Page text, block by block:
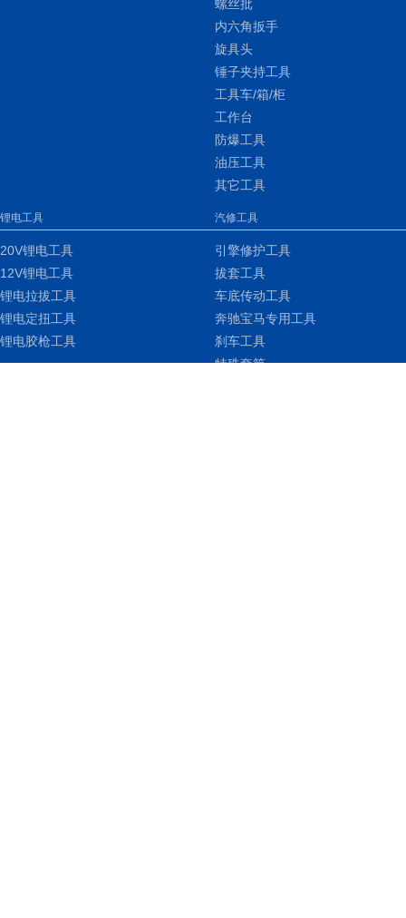
螺丝批
内六角扳手
旋具头
锤子夹持工具
工具车/箱/柜
工作台
防爆工具
油压工具
其它工具
锂电工具
20V锂电工具
12V锂电工具
锂电拉拔工具
锂电定扭工具
锂电胶枪工具
汽修工具
引擎修护工具
拔套工具
车底传动工具
奔驰宝马专用工具
刹车工具
特殊套筒